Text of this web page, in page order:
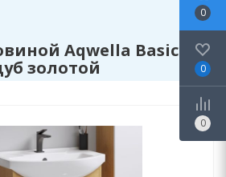
Aqwella Basic 65
золотой
0
0
0